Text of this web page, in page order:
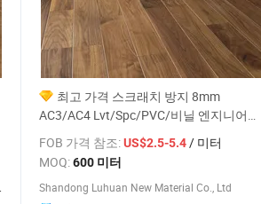
최고 가격 스크래치 방지 8mm
AC3/AC4 Lvt/Spc/PVC/비닐 엔지니어드
우드 나무 마루 타일 고급 비닐 플랭크 플
랭크 라미네이트 마루
FOB 가격 참조:US$2.5-5.4/ 미터
MOQ:600 미터
Shandong Luhuan New Material Co., Ltd